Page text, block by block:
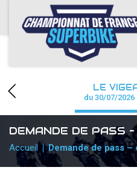
ACCUEIL
CHAMPIONNAT
CALENDRIER
RÉSULTATS
PHOTOS / WEB TV
LE
du 30/07/2026
DEMANDE DE PASS
Accueil Demande de pass –